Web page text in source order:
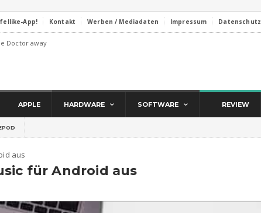
App! Kontakt Werben / Mediadaten Impressum Datenschutz
Doctor away
APPLE HARDWARE SOFTWARE REVIEW
aus
für Android aus